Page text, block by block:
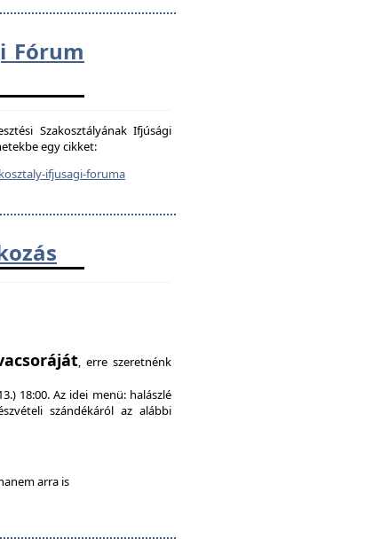
Fórum
Szakosztályának Ifjúsági
egy cikket:
ifjusagi-foruma
, erre szeretnénk
18:00. Az idei menü: halászlé
szándékáról az alábbi
arra is